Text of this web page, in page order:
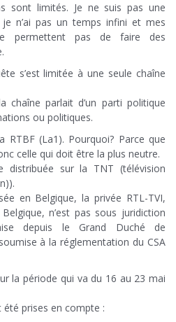
sont limités. Je ne suis pas une
n’ai pas un temps infini et mes
permettent pas de faire des
s’est limitée à une seule chaîne
chaîne parlait d’un parti politique
ou politiques.
RTBF (La1). Pourquoi? Parce que
celle qui doit être la plus neutre.
distribuée sur la TNT (télévision
en Belgique, la privée RTL-TVI,
n’est pas sous juridiction
depuis le Grand Duché de
à la réglementation du CSA
la période qui va du 16 au 23 mai
prises en compte :